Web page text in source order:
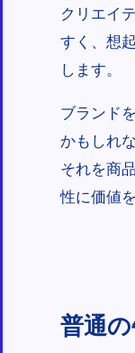
クリエイ
すく、想
します。
ブランド
かもしれ
それを商
性に価値
普通